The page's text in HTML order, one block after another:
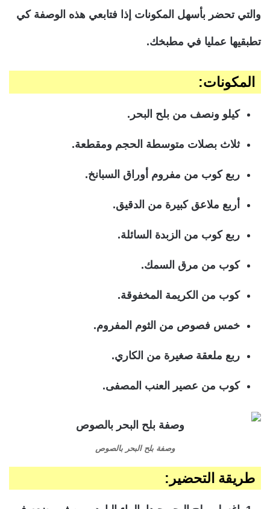
والتي تحضر بأسهل المكونات إذا فتابعي هذه الوصفة كي
تطبقيها عمليا في مطبخك.
المكونات:
كيلو ونصف من بلح البحر.
ثلاث بصلات متوسطة الحجم ومقطعة.
ربع كوب من مفروم أوراق السبانخ.
أربع ملاعق كبيرة من الدقيق.
ربع كوب من الزبدة السائلة.
كوب من مرق السمك.
كوب من الكريمة المخفوقة.
خمس فصوص من الثوم المفروم.
ربع ملعقة صغيرة من الكاري.
كوب من عصير العنب المصفى.
وصفة بلح البحر بالصوص
طريقة التحضير: